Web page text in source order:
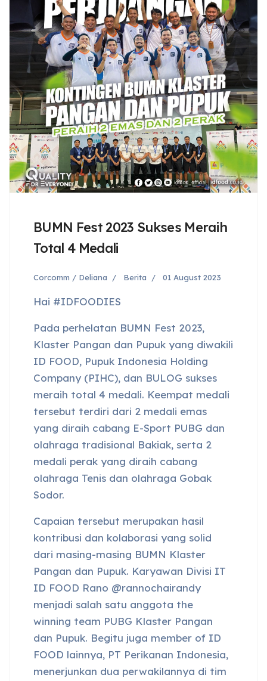
BUMN Fest 2023 Sukses Meraih
Total 4 Medali
Corcomm / Deliana Berita 01 August 2023
Hai #IDFOODIES
Pada perhelatan BUMN Fest 2023,
Klaster Pangan dan Pupuk yang diwakili
ID FOOD, Pupuk Indonesia Holding
Company (PIHC), dan BULOG sukses
meraih total 4 medali. Keempat medali
tersebut terdiri dari 2 medali emas
yang diraih cabang E-Sport PUBG dan
olahraga tradisional Bakiak, serta 2
medali perak yang diraih cabang
olahraga Tenis dan olahraga Gobak
Sodor.
Capaian tersebut merupakan hasil
kontribusi dan kolaborasi yang solid
dari masing-masing BUMN Klaster
Pangan dan Pupuk. Karyawan Divisi IT
ID FOOD Rano @rannochairandy
menjadi salah satu anggota the
winning team PUBG Klaster Pangan
dan Pupuk. Begitu juga member of ID
FOOD lainnya, PT Perikanan Indonesia,
menerjunkan dua perwakilannya di tim